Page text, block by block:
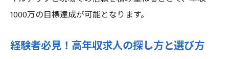
1000万の目標達成が可能となります。
経験者必見！高年収求人の探し方と選び方